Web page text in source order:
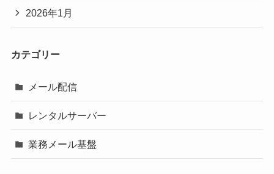
2026年1月
カテゴリー
メール配信
レンタルサーバー
業務メール基盤